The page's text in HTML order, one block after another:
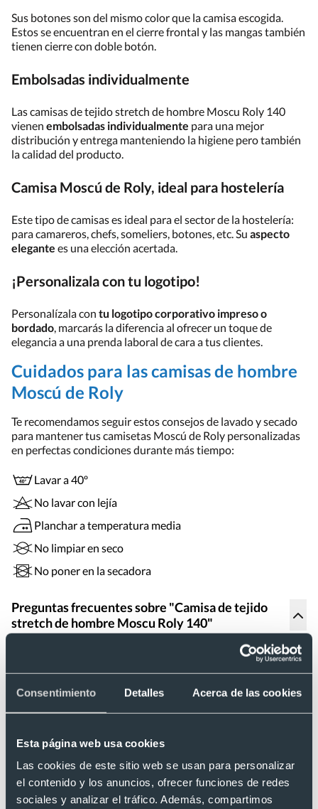
Consentimiento Detalles Acerca de las cookies
Esta página web usa cookies
Las cookies de este sitio web se usan para personalizar
el contenido y los anuncios, ofrecer funciones de redes
sociales y analizar el tráfico. Además, compartimos
Sus botones son del mismo color que la camisa escogida.
Estos se encuentran en el cierre frontal y las mangas también
tienen cierre con doble botón.
Embolsadas individualmente
Las camisas de tejido stretch de hombre Moscu Roly 140
vienen embolsadas individualmente para una mejor
distribución y entrega manteniendo la higiene pero también
la calidad del producto.
Camisa Moscú de Roly, ideal para hostelería
Este tipo de camisas es ideal para el sector de la hostelería:
para camareros, chefs, someliers, botones, etc. Su aspecto
elegante es una elección acertada.
¡Personalizala con tu logotipo!
Personalízala con tu logotipo corporativo impreso o
bordado, marcarás la diferencia al ofrecer un toque de
elegancia a una prenda laboral de cara a tus clientes.
Cuidados para las camisas de hombre
Moscú de Roly
Te recomendamos seguir estos consejos de lavado y secado
para mantener tus camisetas Moscú de Roly personalizadas
en perfectas condiciones durante más tiempo:
Lavar a 40º
No lavar con lejía
Planchar a temperatura media
No limpiar en seco
No poner en la secadora
Preguntas frecuentes sobre "Camisa de tejido
stretch de hombre Moscu Roly 140"
¿Hay tallas grandes para la camisa Moscú Roly
Para esta camisa, disponemos de las tallas XL y XXL
Moscú Roly 140?
Para esta camisa podemos hacer marcajes en el pecho, a la
altura del corazón, o en las mangas.